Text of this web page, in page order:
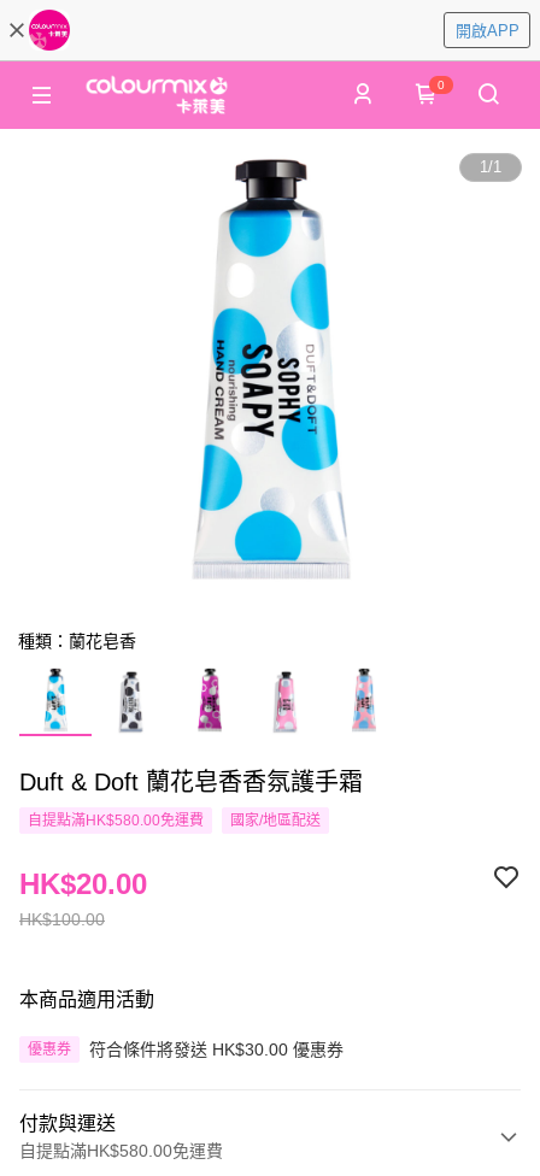
開啟APP
0
1/1
種類：蘭花皂香
Duft & Doft 蘭花皂香香氛護手霜
自提點滿HK$580.00免運費 國家/地區配送
HK$100.00
HK$20.00
本商品適用活動
優惠券 符合條件將發送 HK$30.00 優惠券
付款與運送
自提點滿HK$580.00免運費